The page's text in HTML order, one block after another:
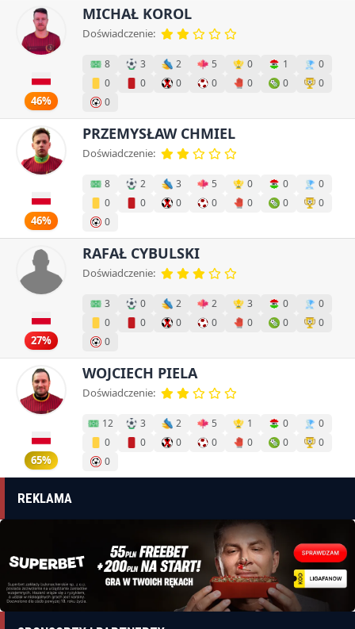
46%
MICHAŁ KOROL
Doświadczenie:
8 3 2 5 0 1
0
0
0 0 0 0 0
0
0
46%
PRZEMYSŁAW CHMIEL
Doświadczenie:
8 2 3 5 0 0
0
0
0 0 0 0 0
0
0
27%
RAFAŁ CYBULSKI
Doświadczenie:
3 0 2 2 3 0
0
0
0 0 0 0 0
0
0
65%
WOJCIECH PIELA
Doświadczenie:
12 3 2 5 1 0
0
0
0 0 0 0 0
0
0
REKLAMA